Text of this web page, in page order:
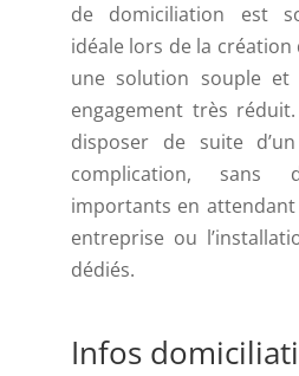
de domiciliation est
idéale lors de la création
une solution souple et
engagement très
disposer de suite
complication, sans
importants en
entreprise ou
dédiés.
Infos